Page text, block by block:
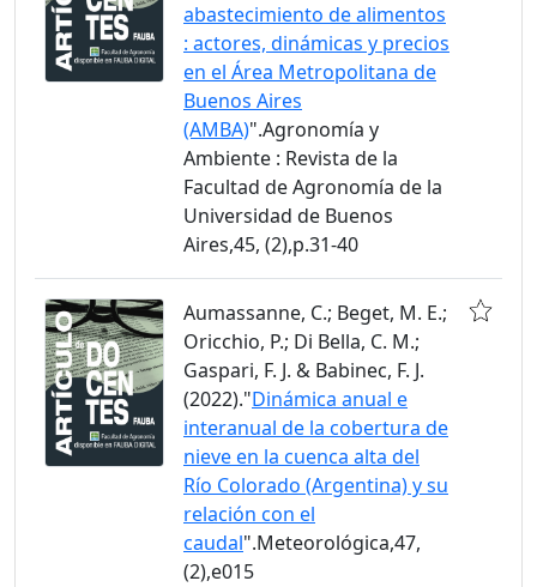
abastecimiento de alimentos
: actores, dinámicas y precios
en el Área Metropolitana de
Buenos Aires
(AMBA)".Agronomía y
Ambiente : Revista de la
Facultad de Agronomía de la
Universidad de Buenos
Aires,45, (2),p.31-40
Aumassanne, C.; Beget, M. E.;
Oricchio, P.; Di Bella, C. M.;
Gaspari, F. J. & Babinec, F. J.
(2022)."Dinámica anual e
interanual de la cobertura de
nieve en la cuenca alta del
Río Colorado (Argentina) y su
relación con el
caudal".Meteorológica,47,
(2),e015